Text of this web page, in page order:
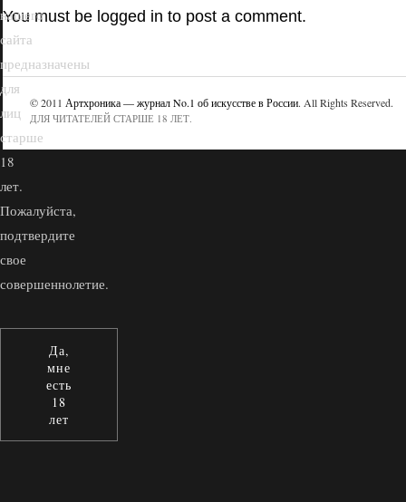
You must be logged in to post a comment.
© 2011 Артхроника — журнал No.1 об искусстве в России. All Rights Reserved.
ДЛЯ ЧИТАТЕЛЕЙ СТАРШЕ 18 ЛЕТ.
нашего
сайта
предназначены
для
лиц
старше
18
лет.
Пожалуйста,
подтвердите
свое
совершеннолетие.
Да,
мне
есть
18
лет